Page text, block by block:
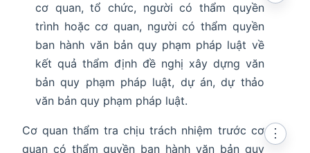
cơ quan, tổ chức, người có thẩm quyền
trình hoặc cơ quan, người có thẩm quyền
ban hành văn bản quy phạm pháp luật về
kết quả thẩm định đề nghị xây dựng văn
bản quy phạm pháp luật, dự án, dự thảo
văn bản quy phạm pháp luật.
Cơ quan thẩm tra chịu trách nhiệm trước cơ
quan có thẩm quyền ban hành văn bản quy
⋮